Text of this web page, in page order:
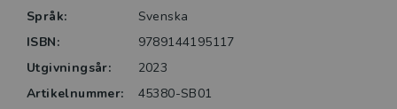
Språk:
Svenska
ISBN:
9789144195117
Utgivningsår:
2023
Artikelnummer:
45380-SB01